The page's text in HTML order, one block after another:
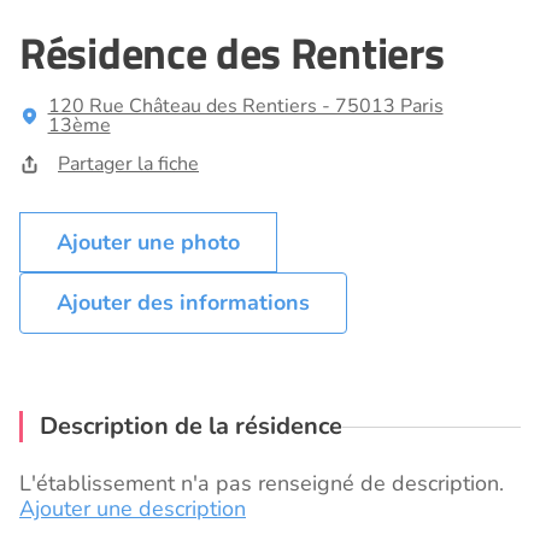
Résidence des Rentiers
120 Rue Château des Rentiers - 75013 Paris
13ème
Partager la fiche
Ajouter des informations
Description de la résidence
L'établissement n'a pas renseigné de description.
Ajouter une description